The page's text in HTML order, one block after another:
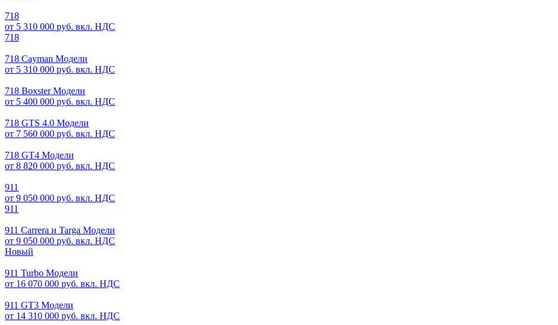
718
от 5 310 000 руб. вкл. НДС
718
718 Cayman Модели
от 5 310 000 руб. вкл. НДС
718 Boxster Модели
от 5 400 000 руб. вкл. НДС
718 GTS 4.0 Модели
от 7 560 000 руб. вкл. НДС
718 GT4 Модели
от 8 820 000 руб. вкл. НДС
911
от 9 050 000 руб. вкл. НДС
911
911 Carrera и Targa Модели
от 9 050 000 руб. вкл. НДС
Новый
911 Turbo Модели
от 16 070 000 руб. вкл. НДС
911 GT3 Модели
от 14 310 000 руб. вкл. НДС